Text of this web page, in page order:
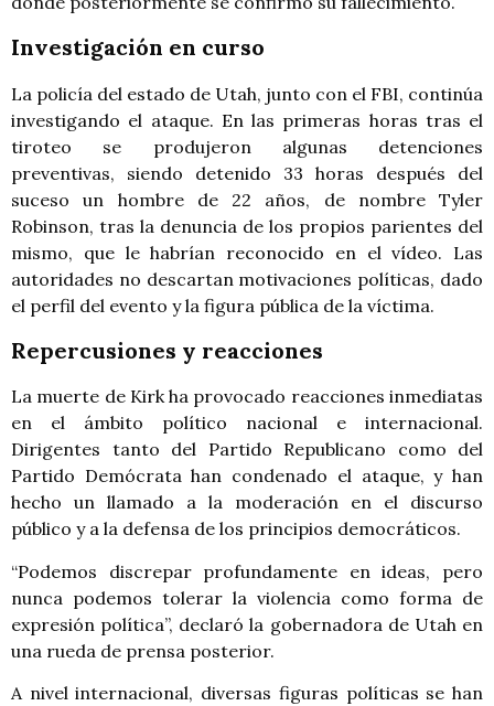
Investigación en curso
La policía del estado de Utah, junto con el FBI, continúa
investigando el ataque. En las primeras horas tras el
tiroteo se produjeron algunas detenciones
preventivas, siendo detenido 33 horas después del
suceso un hombre de 22 años, de nombre Tyler
Robinson, tras la denuncia de los propios parientes del
mismo, que le habrían reconocido en el vídeo. Las
autoridades no descartan motivaciones políticas, dado
el perfil del evento y la figura pública de la víctima.
Repercusiones y reacciones
La muerte de Kirk ha provocado reacciones inmediatas
en el ámbito político nacional e internacional.
Dirigentes tanto del Partido Republicano como del
Partido Demócrata han condenado el ataque, y han
hecho un llamado a la moderación en el discurso
público y a la defensa de los principios democráticos.
“Podemos discrepar profundamente en ideas, pero
nunca podemos tolerar la violencia como forma de
expresión política”, declaró la gobernadora de Utah en
una rueda de prensa posterior.
A nivel internacional, diversas figuras políticas se han